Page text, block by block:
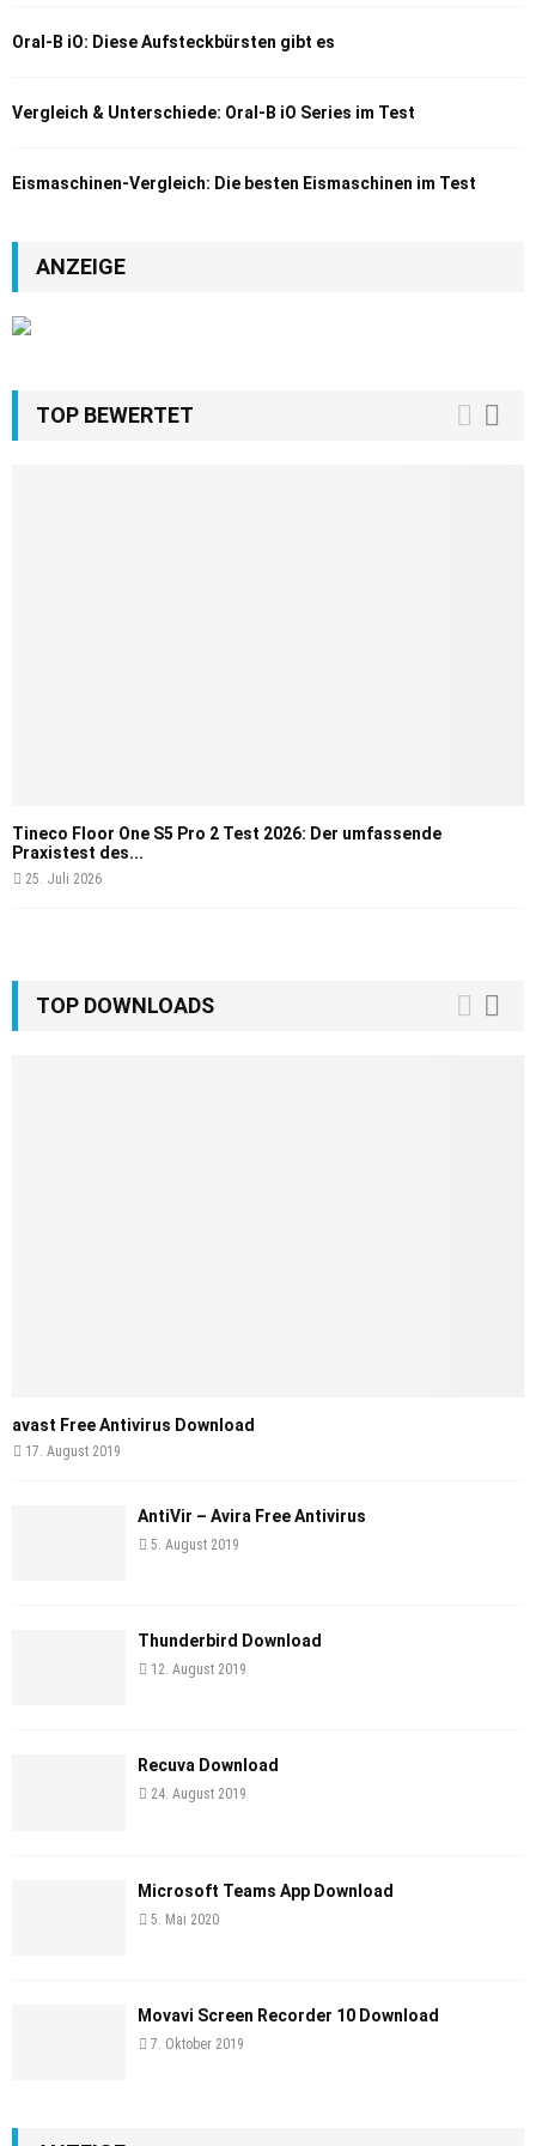
Oral-B iO: Diese Aufsteckbürsten gibt es
Vergleich & Unterschiede: Oral-B iO Series im Test
Eismaschinen-Vergleich: Die besten Eismaschinen im Test
ANZEIGE
TOP BEWERTET
Tineco Floor One S5 Pro 2 Test 2026: Der umfassende
Praxistest des...
25. Juli 2026
TOP DOWNLOADS
avast Free Antivirus Download
17. August 2019
AntiVir – Avira Free Antivirus
5. August 2019
Thunderbird Download
12. August 2019
Recuva Download
24. August 2019
Microsoft Teams App Download
5. Mai 2020
Movavi Screen Recorder 10 Download
7. Oktober 2019